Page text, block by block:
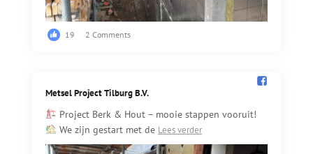
19 2 Comments
Metsel Project Tilburg B.V.️
Project Berk & Hout – mooie stappen vooruit!
We zijn gestart met de Lees verder